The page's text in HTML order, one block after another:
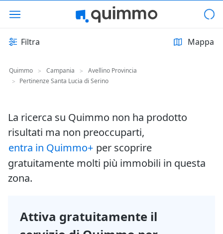
Filtra Mappa
Quimmo > Campania >
Avellino Provincia
> Pertinenze Santa Lucia di Serino
La ricerca su Quimmo non ha prodotto
risultati ma non preoccuparti,
entra in Quimmo+ per scoprire
gratuitamente molti più immobili in questa
zona.
Attiva gratuitamente il